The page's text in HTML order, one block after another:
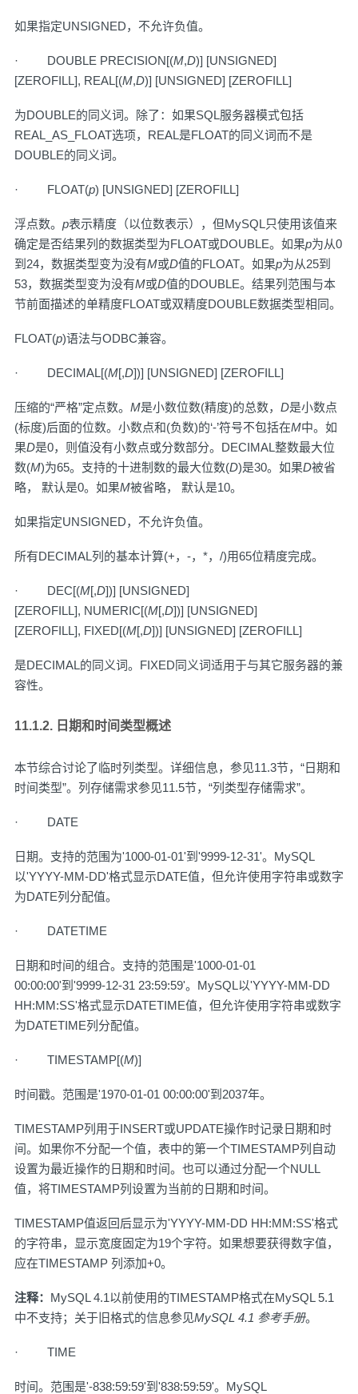
如果指定UNSIGNED，不允许负值。
· DOUBLE PRECISION[(M,D)] [UNSIGNED]
[ZEROFILL], REAL[(M,D)] [UNSIGNED] [ZEROFILL]
为DOUBLE的同义词。除了：如果SQL服务器模式包括
REAL_AS_FLOAT选项，REAL是FLOAT的同义词而不是
DOUBLE的同义词。
· FLOAT(p) [UNSIGNED] [ZEROFILL]
浮点数。 p表示精度（以位数表示），但MySQL只使用该值来
确定是否结果列的数据类型为FLOAT或DOUBLE。如果p为从0
到24，数据类型变为没有M或D值的FLOAT。如果p为从25到
53，数据类型变为没有M或D值的DOUBLE。结果列范围与本
节前面描述的单精度FLOAT或双精度DOUBLE数据类型相同。
FLOAT(p)语法与ODBC兼容。
· DECIMAL[(M[,D])] [UNSIGNED] [ZEROFILL]
压缩的“严格”定点数。 M是小数位数(精度)的总数， D是小数点
(标度)后面的位数。小数点和(负数)的‘-’符号不包括在M中。如
果D是0，则值没有小数点或分数部分。DECIMAL整数最大位
数(M)为65。支持的十进制数的最大位数(D)是30。如果D被省
略， 默认是0。如果M被省略， 默认是10。
如果指定UNSIGNED，不允许负值。
所有DECIMAL列的基本计算(+，-，*，/)用65位精度完成。
· DEC[(M[,D])] [UNSIGNED]
[ZEROFILL], NUMERIC[(M[,D])] [UNSIGNED]
[ZEROFILL], FIXED[(M[,D])] [UNSIGNED] [ZEROFILL]
是DECIMAL的同义词。FIXED同义词适用于与其它服务器的兼
容性。
11.1.2. 日期和时间类型概述
本节综合讨论了临时列类型。详细信息，参见11.3节，“日期和
时间类型”。列存储需求参见11.5节，“列类型存储需求”。
· DATE
日期。支持的范围为'1000-01-01'到'9999-12-31'。MySQL
以'YYYY-MM-DD'格式显示DATE值，但允许使用字符串或数字
为DATE列分配值。
· DATETIME
日期和时间的组合。支持的范围是'1000-01-01
00:00:00'到'9999-12-31 23:59:59'。MySQL以'YYYY-MM-DD
HH:MM:SS'格式显示DATETIME值，但允许使用字符串或数字
为DATETIME列分配值。
· TIMESTAMP[(M)]
时间戳。范围是'1970-01-01 00:00:00'到2037年。
TIMESTAMP列用于INSERT或UPDATE操作时记录日期和时
间。如果你不分配一个值，表中的第一个TIMESTAMP列自动
设置为最近操作的日期和时间。也可以通过分配一个NULL
值，将TIMESTAMP列设置为当前的日期和时间。
TIMESTAMP值返回后显示为'YYYY-MM-DD HH:MM:SS'格式
的字符串，显示宽度固定为19个字符。如果想要获得数字值，
应在TIMESTAMP 列添加+0。
注释： MySQL 4.1以前使用的TIMESTAMP格式在MySQL 5.1
中不支持；关于旧格式的信息参见MySQL 4.1 参考手册。
· TIME
时间。范围是'-838:59:59'到'838:59:59'。MySQL